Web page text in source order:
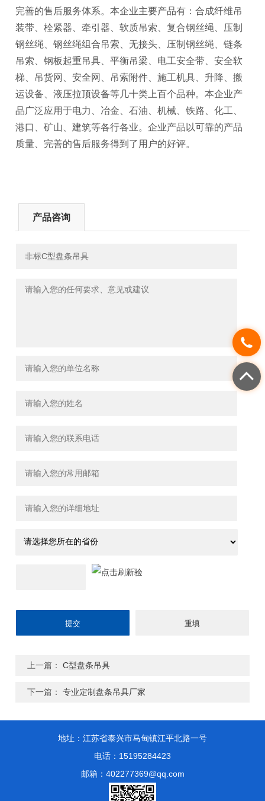
完善的售后服务体系。本企业主要产品有：合成纤维吊
装带、栓紧器、牵引器、软质吊索、复合钢丝绳、压制
钢丝绳、钢丝绳组合吊索、无接头、压制钢丝绳、链条
吊索、钢板起重吊具、平衡吊梁、电工安全带、安全软
梯、吊货网、安全网、吊索附件、施工机具、升降、搬
运设备、液压拉顶设备等几十类上百个品种。本企业产
品广泛应用于电力、冶金、石油、机械、铁路、化工、
港口、矿山、建筑等各行各业。企业产品以可靠的产品
质量、完善的售后服务得到了用户的好评。
产品咨询
上一篇：C型盘条吊具
下一篇：专业定制盘条吊具厂家
地址：江苏省泰兴市马甸镇江平北路一号
电话：15195284423
邮箱：402277369@qq.com